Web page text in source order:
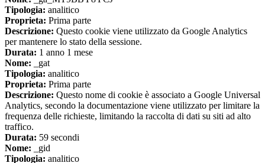
Tipologia: analitico
Proprieta: Prima parte
Descrizione: Questo cookie viene utilizzato da Google Analytics
per mantenere lo stato della sessione.
Durata: 1 anno 1 mese
Nome: _gat
Tipologia: analitico
Proprieta: Prima parte
Descrizione: Questo nome di cookie è associato a Google Universal
Analytics, secondo la documentazione viene utilizzato per limitare la
frequenza delle richieste, limitando la raccolta di dati su siti ad alto
traffico.
Durata: 59 secondi
Nome: _gid
Tipologia: analitico